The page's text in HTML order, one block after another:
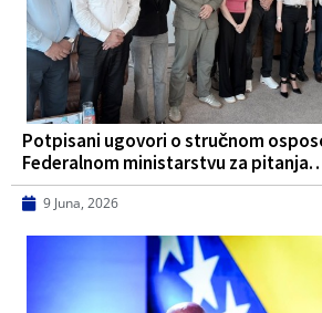
Potpisani ugovori o stručnom
Federalnom ministarstvu za
9 Juna, 2026